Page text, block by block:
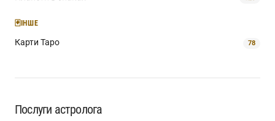
🃏ІНШЕ
Карти Таро 78
Послуги астролога